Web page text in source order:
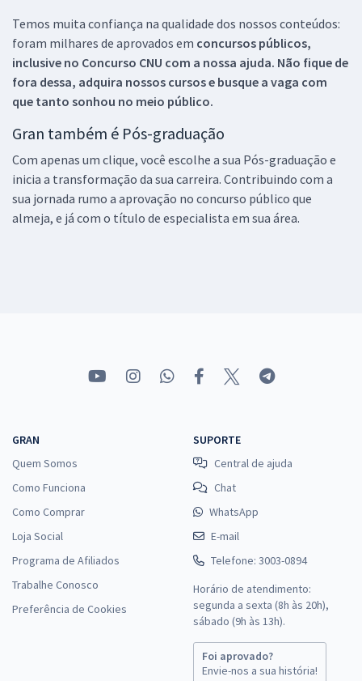
Temos muita confiança na qualidade dos nossos conteúdos:
foram milhares de aprovados em concursos públicos,
inclusive no Concurso CNU com a nossa ajuda. Não fique de
fora dessa, adquira nossos cursos e busque a vaga com
que tanto sonhou no meio público.
Gran também é Pós-graduação
Com apenas um clique, você escolhe a sua Pós-graduação e
inicia a transformação da sua carreira. Contribuindo com a
sua jornada rumo a aprovação no concurso público que
almeja, e já com o título de especialista em sua área.
GRAN
Quem Somos
Como Funciona
Como Comprar
Loja Social
Programa de Afiliados
Trabalhe Conosco
Preferência de Cookies
SUPORTE
Central de ajuda
Chat
WhatsApp
E-mail
Telefone: 3003-0894
Horário de atendimento:
segunda a sexta (8h às 20h),
sábado (9h às 13h).
Foi aprovado?
Envie-nos a sua história!